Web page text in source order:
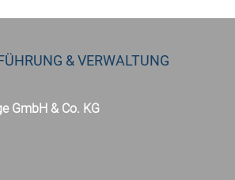
& VERWALTUNG
GmbH & Co. KG